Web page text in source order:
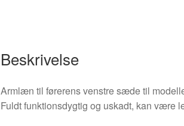
Beskrivelse
Armlæn til førerens venstre sæde til
Fuldt funktionsdygtig og uskadt, kan være